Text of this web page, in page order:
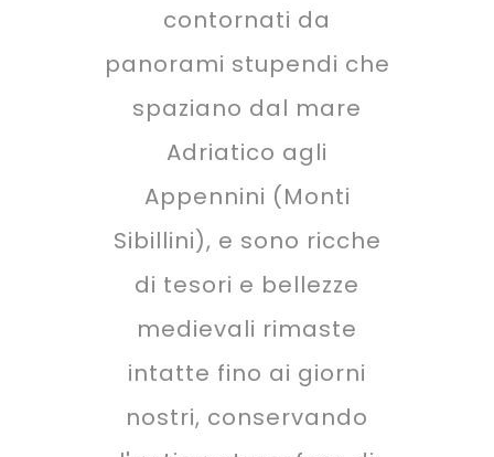
contornati da
panorami stupendi che
spaziano dal mare
Adriatico agli
Appennini (Monti
Sibillini), e sono ricche
di tesori e bellezze
medievali rimaste
intatte fino ai giorni
nostri, conservando